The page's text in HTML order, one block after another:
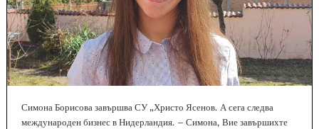
Симона Борисова завършва СУ „Христо Ясенов. А сега следва
международен бизнес в Нидерландия. – Симона, Вие завършихте